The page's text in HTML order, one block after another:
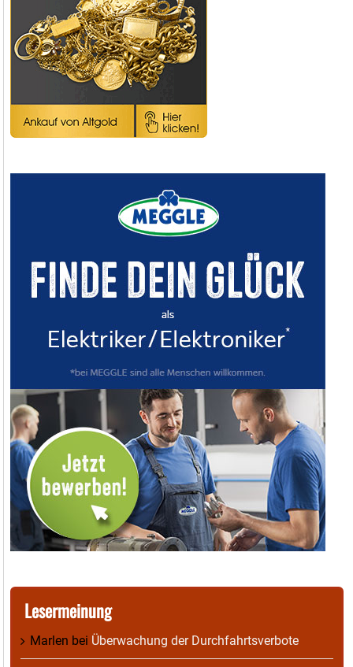
Lesermeinung
Marlen bei Überwachung der Durchfahrtsverbote